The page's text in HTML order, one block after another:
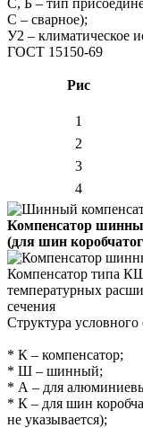
С – сварное);
У2 – климатическое
ГОСТ 15150-69
Рис
1
2
3
4
Компенсатор
(для шин
Компенсатор типа
температурных
сечения
Структура условного
* К – компенсатор;
* Ш – шинный;
* А – для
* К – для шин
не указывается);